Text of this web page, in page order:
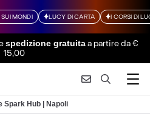
MONDI LUCY DI CARTA I CORSI DI
spedizione gratuitaa partire da €
15,00
Spark Hub | Napoli